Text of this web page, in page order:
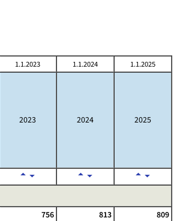
1.1.2023 1.1.2024 1.1.2025
2023 2024 2025
756 813
809